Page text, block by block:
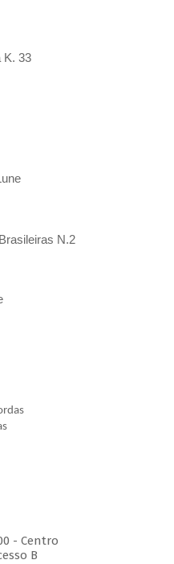
K. 33
N.2
- Centro
B